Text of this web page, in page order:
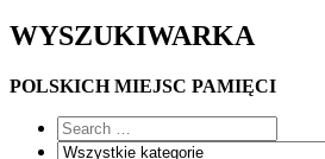
WYSZUKIWARKA
POLSKICH MIEJSC PAMIĘCI